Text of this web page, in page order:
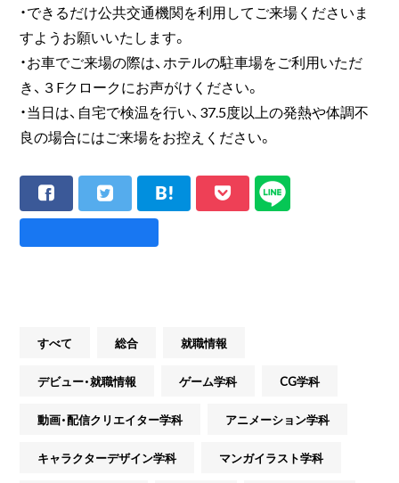
・できるだけ公共交通機関を利用してご来場くださいま
すようお願いいたします。
・お車でご来場の際は、ホテルの駐車場をご利用いただ
き、３Fクロークにお声がけください。
・当日は、自宅で検温を行い、37.5度以上の発熱や体調不
良の場合にはご来場をお控えください。
すべて 総合 就職情報
デビュー・就職情報 ゲーム学科 CG学科
動画・配信クリエイター学科 アニメーション学科
キャラクターデザイン学科 マンガイラスト学科